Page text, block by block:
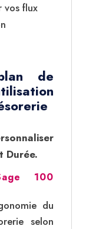
vos flux
de
Durée.
100
du
selon